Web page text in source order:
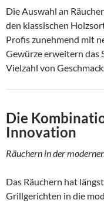
Die Auswahl an
den klassischen
Profis zunehmend mit
Gewürze erweitern das
Vielzahl von
Die
Innovation
Räuchern in der
Das Räuchern hat
Grillgerichten in die